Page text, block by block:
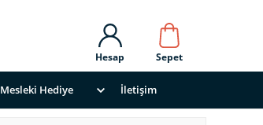
Sepet
Hesap
Mesleki Hediye İletişim